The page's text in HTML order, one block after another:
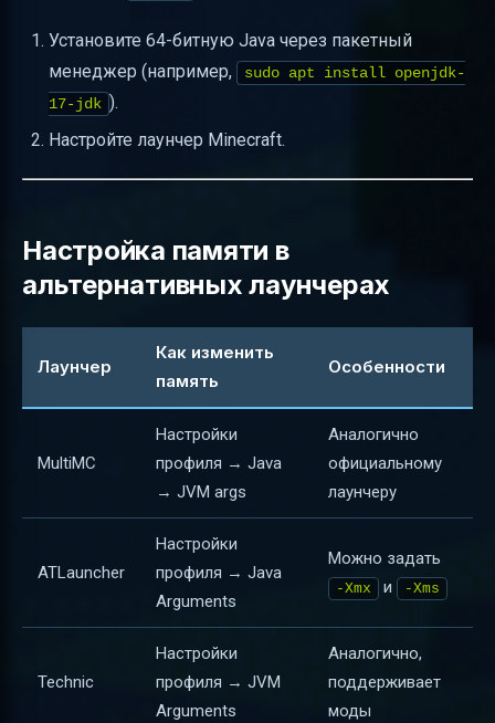
Установите 64-битную Java через пакетный
менеджер (например,
sudo apt install openjdk-
17-jdk ).
Настройте лаунчер Minecraft.
Настройка памяти в
альтернативных лаунчерах
Лаунчер
Как изменить
память
Особенности
MultiMC
Настройки
профиля → Java
→ JVM args
Аналогично
официальному
лаунчеру
ATLauncher
Настройки
профиля → Java
Arguments
Можно задать
-Xmx и -Xms
Technic
Настройки
профиля → JVM
Arguments
Аналогично,
поддерживает
моды